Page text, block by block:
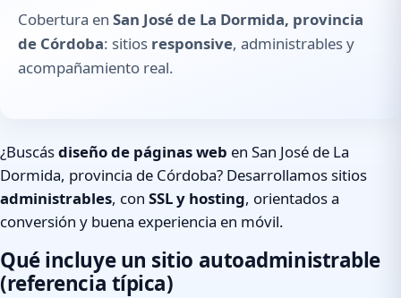
Cobertura en San José de La Dormida, provincia
de Córdoba: sitios responsive, administrables y
acompañamiento real.
¿Buscásdiseño de páginas web en San José de La
Dormida, provincia de Córdoba? Desarrollamos sitios
administrables, con SSL y hosting, orientados a
conversión y buena experiencia en móvil.
Qué incluye un sitio autoadministrable
(referencia típica)